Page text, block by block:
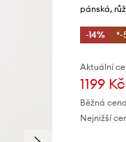
pánská,
-14% *-
Aktuální
1199 Kč
Běžná
Nejnižší